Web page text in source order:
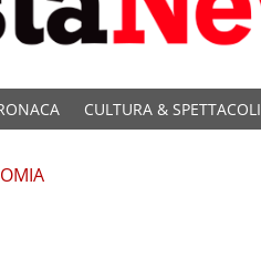
CULTURA & SPETTACOLI